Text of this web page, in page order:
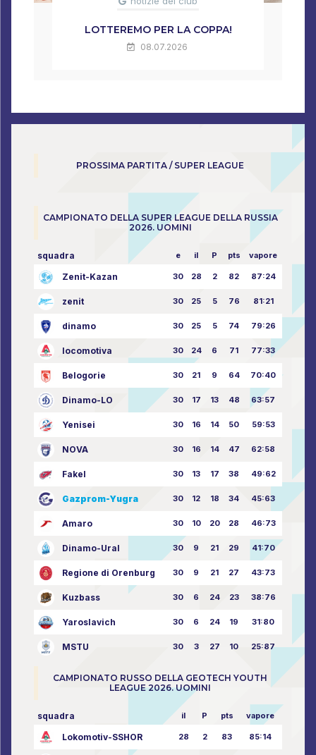
LOTTEREMO PER LA COPPA!
08.07.2026
PROSSIMA PARTITA / SUPER LEAGUE
CAMPIONATO DELLA SUPER LEAGUE DELLA RUSSIA
2026. UOMINI
squadra e il P pts vapore
Zenit-Kazan 30 28 2 82 87:24
zenit 30 25 5 76 81:21
dinamo 30 25 5 74 79:26
locomotiva 30 24 6 71 77:33
Belogorie 30 21 9 64 70:40
Dinamo-LO 30 17 13 48 63:57
Yenisei 30 16 14 50 59:53
NOVA 30 16 14 47 62:58
Fakel 30 13 17 38 49:62
Gazprom-Yugra 30 12 18 34 45:63
Amaro 30 10 20 28 46:73
Dinamo-Ural 30 9 21 29 41:70
Regione di Orenburg 30 9 21 27 43:73
Kuzbass 30 6 24 23 38:76
Yaroslavich 30 6 24 19 31:80
MSTU 30 3 27 10 25:87
CAMPIONATO RUSSO DELLA GEOTECH YOUTH
LEAGUE 2026. UOMINI
squadra il P pts vapore
Lokomotiv-SSHOR 28 2 83 85:14